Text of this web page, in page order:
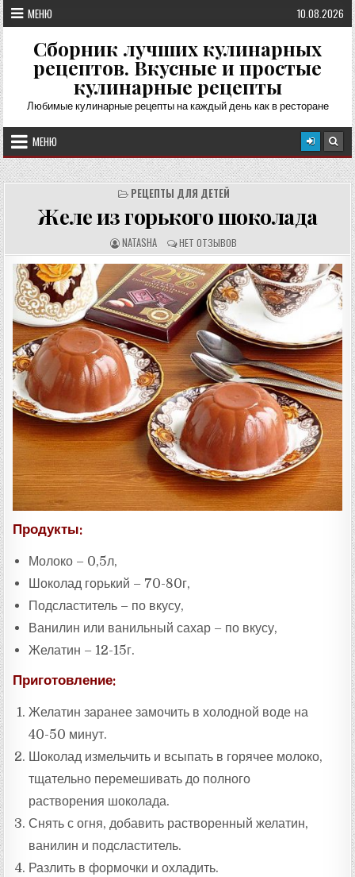
Перейти
к
содержимому
МЕНЮ 10.08.2026
Сборник лучших кулинарных
рецептов. Вкусные и простые
кулинарные рецепты
Любимые кулинарные рецепты на каждый день как в ресторане
МЕНЮ
РЕЦЕПТЫ ДЛЯ ДЕТЕЙ
Желе из горького шоколада
А
В
Т
О
Р
Р
Е
Ц
Е
П
Т
А
:
NATASHA О
Т
З
Ы
В
Ы
:
НЕТ ОТЗЫВОВ
Продукты:
Молоко – 0,5л,
Шоколад горький – 70-80г,
Подсластитель – по вкусу,
Ванилин или ванильный сахар – по вкусу,
Желатин – 12-15г.
Приготовление:
Желатин заранее замочить в холодной воде на
40-50 минут.
Шоколад измельчить и всыпать в горячее молоко,
тщательно перемешивать до полного
растворения шоколада.
Снять с огня, добавить растворенный желатин,
ванилин и подсластитель.
Разлить в формочки и охладить.